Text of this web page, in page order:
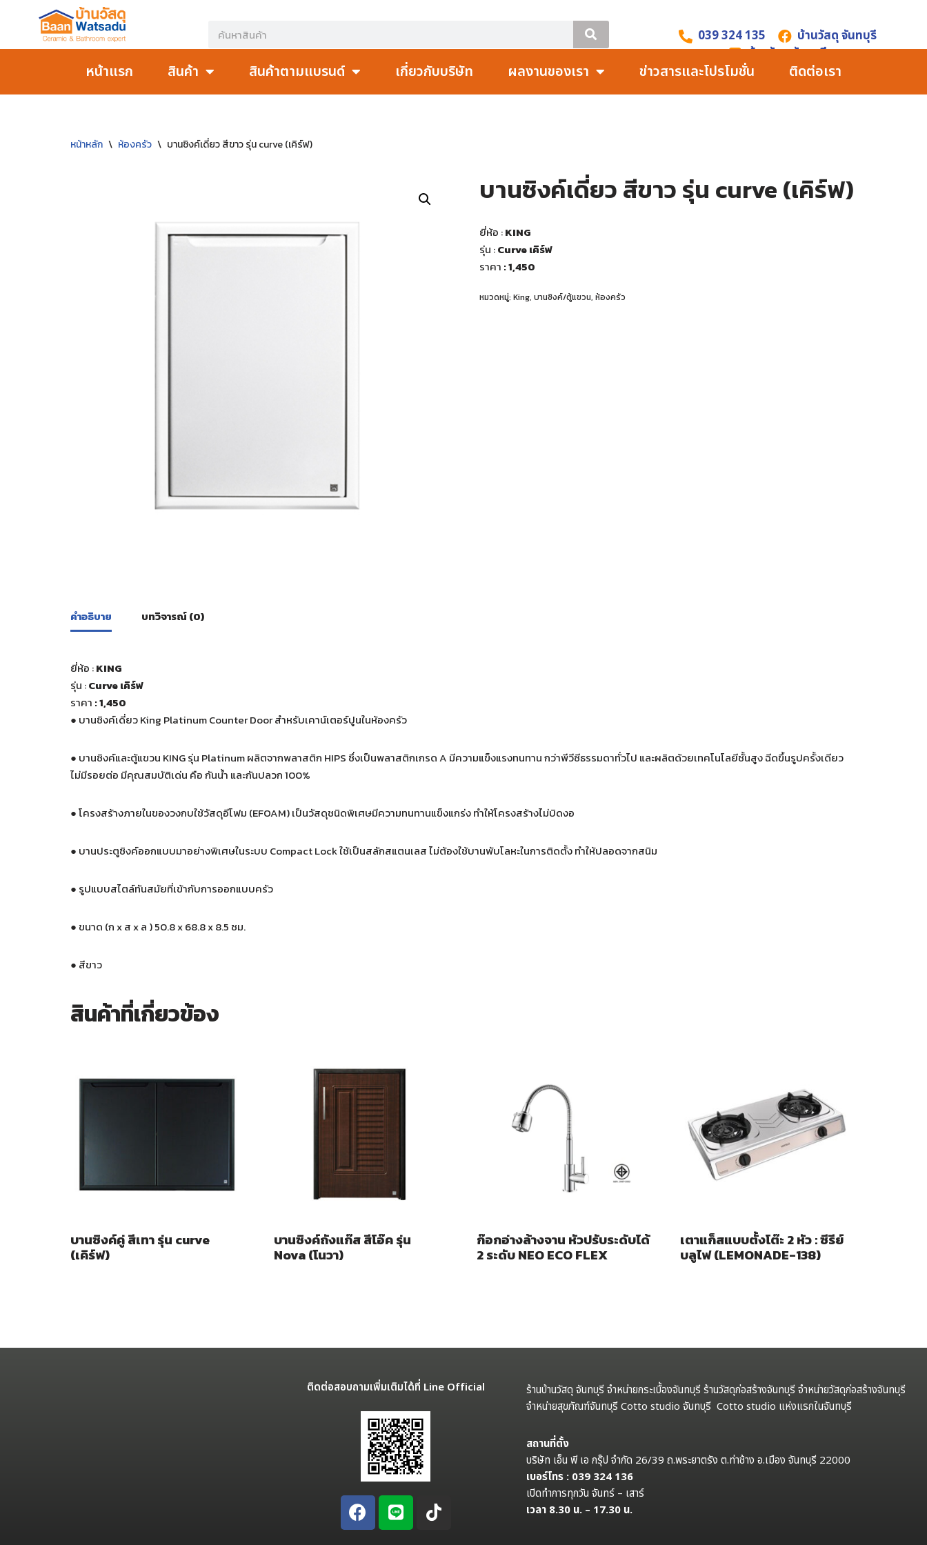
039 324 135
บ้านวัสดุ จันทบุรี
บ้านวัสดุ จันทบุรี
หน้าแรก สินค้า สินค้าตามแบรนด์ เกี่ยวกับบริษัท ผลงานของเรา ข่าวสารและโปรโมชั่น ติดต่อเรา
หน้าหลัก \ ห้องครัว \ บานซิงค์เดี่ยว สีขาว รุ่น curve (เคิร์ฟ)
บานซิงค์เดี่ยว สีขาว รุ่น curve (เคิร์ฟ)
ยี่ห้อ :KING
รุ่น :Curve เคิร์ฟ
ราคา : 1,450
หมวดหมู่: King, บานซิงค์/ตู้แขวน, ห้องครัว
คำอธิบาย บทวิจารณ์ (0)
ยี่ห้อ :KING
รุ่น :Curve เคิร์ฟ
ราคา : 1,450
● บานซิงค์เดี่ยว King Platinum Counter Door สำหรับเคาน์เตอร์ปูนในห้องครัว
● บานซิงค์และตู้แขวน KING รุ่น Platinum ผลิตจากพลาสติก HIPS ซึ่งเป็นพลาสติกเกรด A มีความแข็งแรงทนทาน กว่าพีวีซีธรรมดาทั่วไป และผลิตด้วยเทคโนโลยีชั้นสูง ฉีดขึ้นรูปครั้งเดียว
ไม่มีรอยต่อ มีคุณสมบัติเด่น คือ กันน้ำ และกันปลวก 100%
●โครงสร้างภายในของวงกบใช้วัสดุอีโฟม (EFOAM) เป็นวัสดุชนิดพิเศษมีความทนทานแข็งแกร่ง ทำให้โครงสร้างไม่บิดงอ
● บานประตูซิงค์ออกแบบมาอย่างพิเศษในระบบ Compact Lock ใช้เป็นสลักสแตนเลส ไม่ต้องใช้บานพับโลหะในการติดตั้ง ทำให้ปลอดจากสนิม
● รูปแบบสไตล์ทันสมัยที่เข้ากับการออกแบบครัว
● ขนาด (ก x ส x ล ) 50.8 x 68.8 x 8.5 ซม.
● สีขาว
สินค้าที่เกี่ยวข้อง
บานซิงค์คู่ สีเทา รุ่น curve
(เคิร์ฟ)
บานซิงค์ถังแก๊ส สีโอ๊ค รุ่น
Nova (โนวา)
ก๊อกอ่างล้างจาน หัวปรับระดับได้
2 ระดับ NEO ECO FLEX
เตาแก็สแบบตั้งโต๊ะ 2 หัว : ซีรีย์
บลูไฟ (LEMONADE-138)
ติดต่อสอบถามเพิ่มเติมได้ที่ Line Official
ร้านบ้านวัสดุ จันทบุรี จำหน่ายกระเบื้องจันทบุรี ร้านวัสดุก่อสร้างจันทบุรี จำหน่ายวัสดุก่อสร้างจันทบุรี
จำหน่ายสุขภัณฑ์จันทบุรี Cotto studio จันทบุรี Cotto studio แห่งแรกในจันทบุรี
สถานที่ตั้ง
บริษัท เอ็น พี เอ กรุ๊ป จำกัด 26/39 ถ.พระยาตรัง ต.ท่าช้าง อ.เมือง จันทบุรี 22000
เบอร์โทร : 039 324 136
เปิดทำการทุกวัน จันทร์ – เสาร์
เวลา 8.30 น. – 17.30 น.